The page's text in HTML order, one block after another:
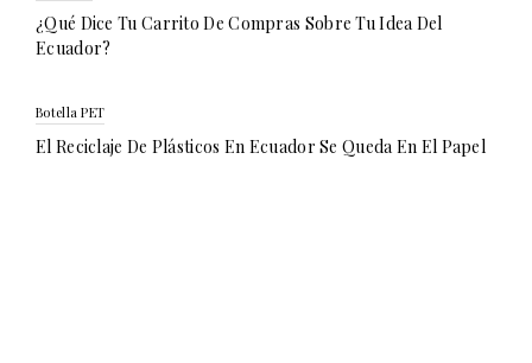
¿Qué Dice Tu Carrito De Compras Sobre Tu Idea Del
Ecuador?
Botella PET
El Reciclaje De Plásticos En Ecuador Se Queda En El Papel